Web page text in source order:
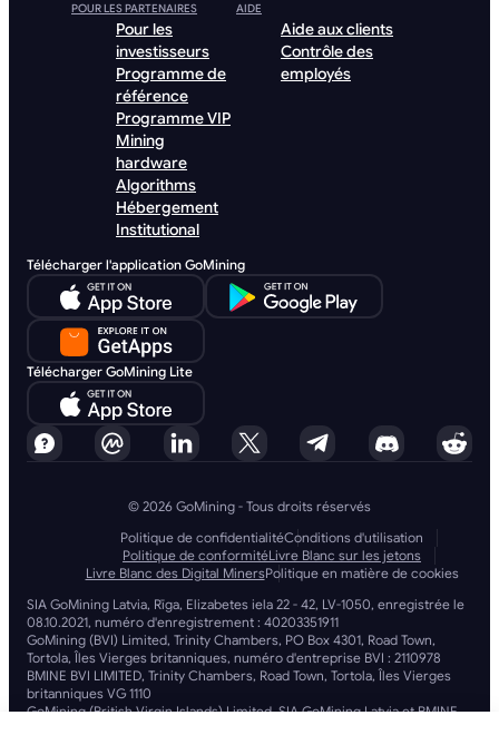
POUR LES PARTENAIRES
Pour les
investisseurs
Programme de
référence
Programme VIP
Mining
hardware
Algorithms
Hébergement
Institutional
AIDE
Aide aux clients
Contrôle des
employés
Télécharger l'application GoMining
Télécharger GoMining Lite
© 2026 GoMining - Tous droits réservés
Politique de confidentialitéConditions d'utilisation
Politique de conformitéLivre Blanc sur les jetons
Livre Blanc des Digital MinersPolitique en matière de cookies
SIA GoMining Latvia, Rīga, Elizabetes iela 22 - 42, LV-1050, enregistrée le
08.10.2021, numéro d'enregistrement : 40203351911
GoMining (BVI) Limited, Trinity Chambers, PO Box 4301, Road Town,
Tortola, Îles Vierges britanniques, numéro d'entreprise BVI : 2110978
BMINE BVI LIMITED, Trinity Chambers, Road Town, Tortola, Îles Vierges
britanniques VG 1110
GoMining (British Virgin Islands) Limited, SIA GoMining Latvia et BMINE